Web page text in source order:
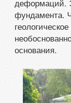
деформаций.
фундамента.
основания.